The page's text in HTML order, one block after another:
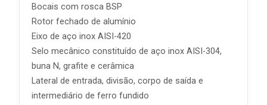
Bocais com rosca BSP
Rotor fechado de alumínio
Eixo de aço inox AISI-420
Selo mecânico constituído de aço inox AISI-304,
buna N, grafite e cerâmica
Lateral de entrada, divisão, corpo de saída e
intermediário de ferro fundido